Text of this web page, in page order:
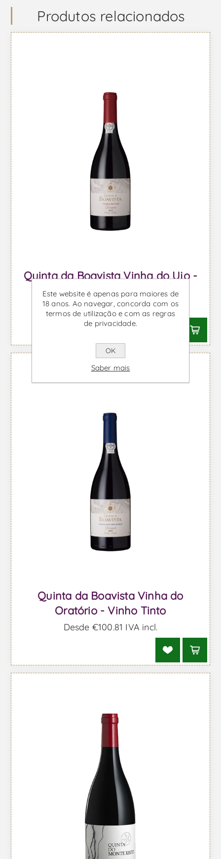
Produtos relacionados
Quinta da Boavista Vinha do Ujo -
Vinho Tinto
Desde €100,81 IVA incl.
Quinta da Boavista Vinha do
Oratório - Vinho Tinto
Desde €100,81 IVA incl.
Este website é apenas para maiores de
18 anos. Ao navegar, concorda com os
termos de utilização e com as regras
de privacidade.
OK
Saber mais